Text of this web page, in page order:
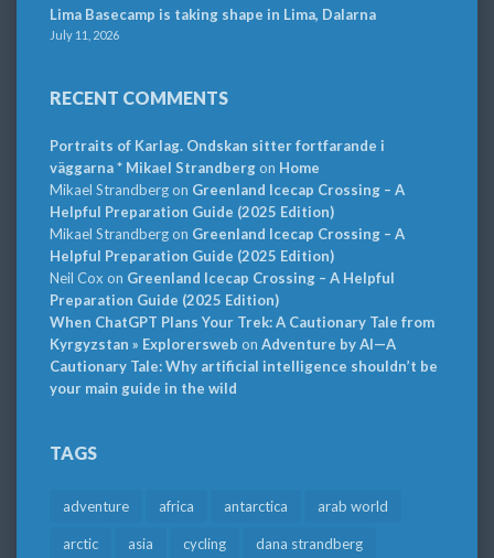
Lima Basecamp is taking shape in Lima, Dalarna
July 11, 2026
RECENT COMMENTS
Portraits of Karlag. Ondskan sitter fortfarande i
väggarna * Mikael Strandbergon Home
Mikael Strandbergon Greenland Icecap Crossing – A
Helpful Preparation Guide (2025 Edition)
Mikael Strandbergon Greenland Icecap Crossing – A
Helpful Preparation Guide (2025 Edition)
Neil Cox on Greenland Icecap Crossing – A Helpful
Preparation Guide (2025 Edition)
When ChatGPT Plans Your Trek: A Cautionary Tale from
Kyrgyzstan » Explorersweb on Adventure by AI—A
Cautionary Tale: Why artificial intelligence shouldn’t be
your main guide in the wild
TAGS
adventure africa antarctica arab world
arctic asia cycling dana strandberg